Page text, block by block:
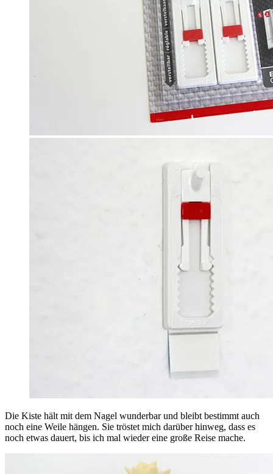
Die Kiste hält mit dem Nagel wunderbar und bleibt bestimmt auch
noch eine Weile hängen. Sie tröstet mich darüber hinweg, dass es
noch etwas dauert, bis ich mal wieder eine große Reise mache.